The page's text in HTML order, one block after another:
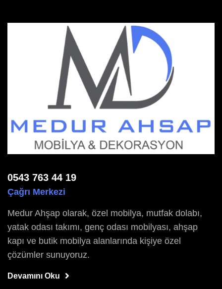
0543 763 44 19
Çağrı Merkezi
Medur Ahşap olarak, özel mobilya, mutfak dolabı,
yatak odası takımı, genç odası mobilyası, ahşap
kapı ve butik mobilya alanlarında kişiye özel
çözümler sunuyoruz.
Devamını Oku